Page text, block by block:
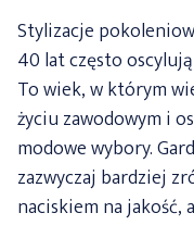
Stylizacje
40 lat często
To wiek, w którym
życiu zawodowym i
modowe wybory.
zazwyczaj bardziej
naciskiem na jakość,